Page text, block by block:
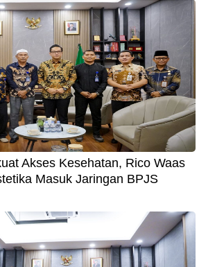
Akses Kesehatan, Rico Waas
Masuk Jaringan BPJS